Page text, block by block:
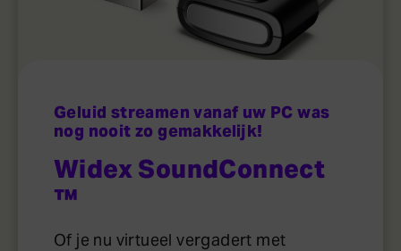
Geluid streamen vanaf uw PC was
nog nooit zo gemakkelijk!
Widex SoundConnect
™
Of je nu virtueel vergadert met